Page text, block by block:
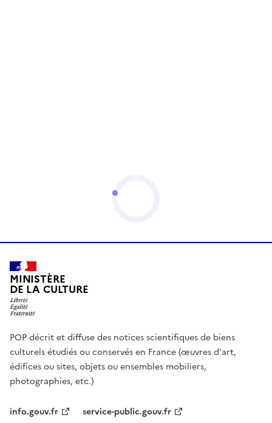
MINISTÈRE
DE LA CULTURE
POP décrit et diffuse des notices scientifiques de biens
culturels étudiés ou conservés en France (œuvres d'art,
édifices ou sites, objets ou ensembles mobiliers,
photographies, etc.)
info.gouv.fr service-public.gouv.fr